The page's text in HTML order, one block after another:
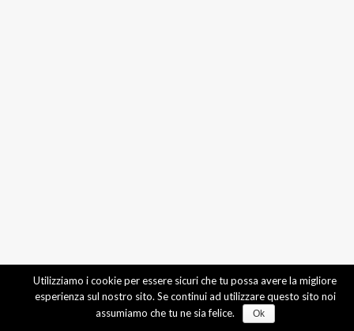
Utilizziamo i cookie per essere sicuri che tu possa avere la migliore
esperienza sul nostro sito. Se continui ad utilizzare questo sito noi
assumiamo che tu ne sia felice.
Ok